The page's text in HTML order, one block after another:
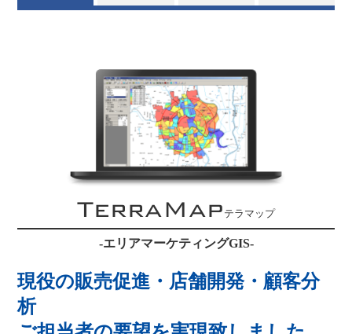
TerraMap テラマップ
-エリアマーケティングGIS-
現役の販売促進・店舗開発・顧客分
析